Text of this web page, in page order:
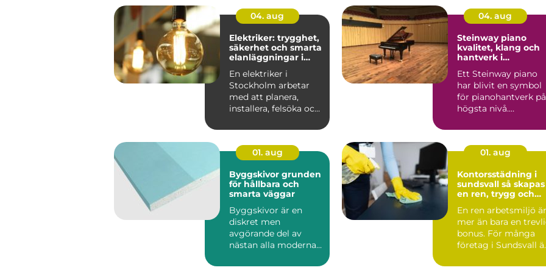
04. aug
Elektriker: trygghet,
säkerhet och smarta
elanläggningar i
En elektriker i
Stockholm arbetar
med att planera,
installera, felsöka och
04. aug
Steinway piano
kvalitet, klang och
hantverk i
Ett Steinway piano
har blivit en symbol
för pianohantverk på
högsta nivå.
används på ko...
01. aug
Byggskivor grunden
för hållbara och
smarta väggar
Byggskivor är en
diskret men
avgörande del av
nästan alla moderna
sällan när hu...
01. aug
Kontorsstädning i
sundsvall så skapas
en ren, trygg och
En ren arbetsmiljö är
mer än bara en
bonus. För många
företag i Sundsvall